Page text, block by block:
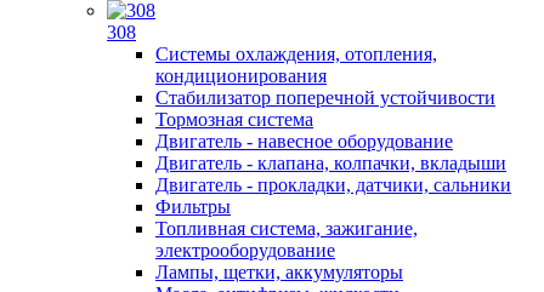
308
Системы охлаждения, отопления,
кондиционирования
Стабилизатор поперечной устойчивости
Тормозная система
Двигатель - навесное оборудование
Двигатель - клапана, колпачки, вкладыши
Двигатель - прокладки, датчики, сальники
Фильтры
Топливная система, зажигание,
электрооборудование
Лампы, щетки, аккумуляторы